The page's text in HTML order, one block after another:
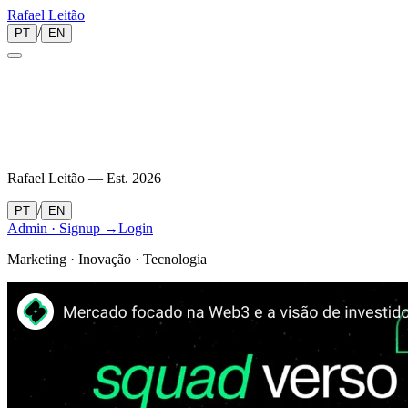
Rafael Leitão
PT / EN
Rafael Leitão — Est. 2026
PT / EN
Admin · Signup →Login
Marketing · Inovação · Tecnologia